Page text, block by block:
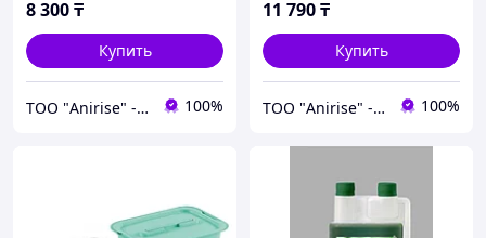
8 300₸
Купить
ТОО "Anirise" - изделия медицинского назначения 100%
11 790₸
Купить
ТОО "Anirise" - изделия медицинского назначения 100%